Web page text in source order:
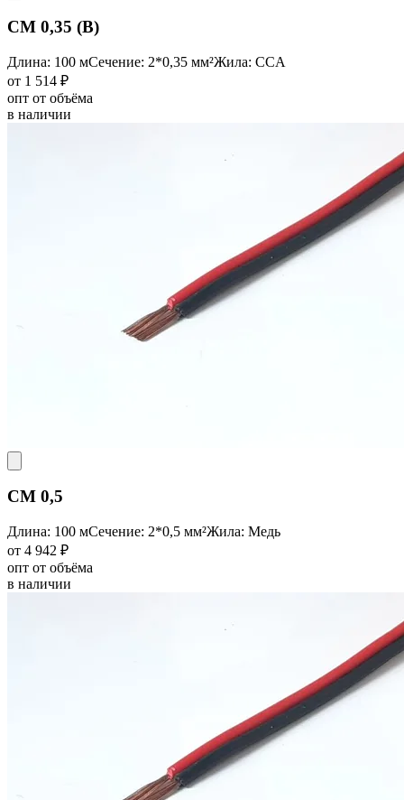
CM 0,35 (B)
Длина: 100 мСечение: 2*0,35 мм²Жила: CCA
от 1 514 ₽
опт от объёма
в наличии
CM 0,5
Длина: 100 мСечение: 2*0,5 мм²Жила: Медь
от 4 942 ₽
опт от объёма
в наличии